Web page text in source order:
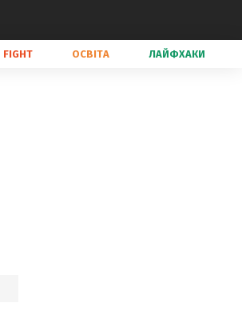
FIGHT ОСВІТА ЛАЙФХАКИ